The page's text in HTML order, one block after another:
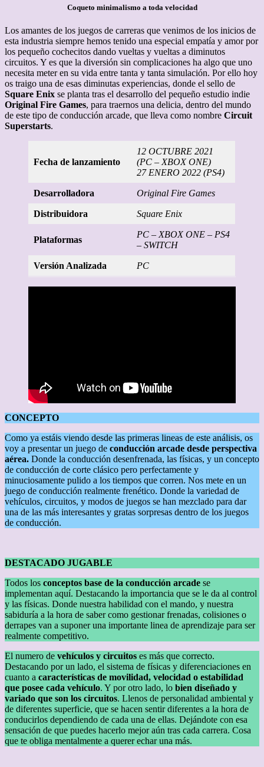
Coqueto minimalismo a toda velocidad
Los amantes de los juegos de carreras que venimos de los inicios de
esta industria siempre hemos tenido una especial empatía y amor por
los pequeño cochecitos dando vueltas y vueltas a diminutos
circuitos. Y es que la diversión sin complicaciones ha algo que uno
necesita meter en su vida entre tanta y tanta simulación. Por ello hoy
os traigo una de esas diminutas experiencias, donde el sello de
Square Enix se planta tras el desarrollo del pequeño estudio indie
Original Fire Games, para traernos una delicia, dentro del mundo
de este tipo de conducción arcade, que lleva como nombre Circuit
Superstarts.
Fecha de lanzamiento
12 OCTUBRE 2021
(PC – XBOX ONE)
27 ENERO 2022 (PS4)
Desarrolladora Original Fire Games
Distribuidora Square Enix
Plataformas
PC – XBOX ONE – PS4
– SWITCH
Versión Analizada PC
CONCEPTO
Como ya estáis viendo desde las primeras lineas de este análisis, os
voy a presentar un juego de conducción arcade desde perspectiva
aérea. Donde la conducción desenfrenada, las físicas, y un concepto
de conducción de corte clásico pero perfectamente y
minuciosamente pulido a los tiempos que corren. Nos mete en un
juego de conducción realmente frenético. Donde la variedad de
vehículos, circuitos, y modos de juegos se han mezclado para dar
una de las más interesantes y gratas sorpresas dentro de los juegos
de conducción.
DESTACADO JUGABLE
Todos los conceptos base de la conducción arcade se
implementan aquí. Destacando la importancia que se le da al control
y las físicas. Donde nuestra habilidad con el mando, y nuestra
sabiduría a la hora de saber como gestionar frenadas, colisiones o
derrapes van a suponer una importante linea de aprendizaje para ser
realmente competitivo.
El numero de vehículos y circuitos es más que correcto.
Destacando por un lado, el sistema de físicas y diferenciaciones en
cuanto a características de movilidad, velocidad o estabilidad
que posee cada vehículo. Y por otro lado, lo bien diseñado y
variado que son los circuitos. Llenos de personalidad ambiental y
de diferentes superficie, que se hacen sentir diferentes a la hora de
conducirlos dependiendo de cada una de ellas. Dejándote con esa
sensación de que puedes hacerlo mejor aún tras cada carrera. Cosa
que te obliga mentalmente a querer echar una más.